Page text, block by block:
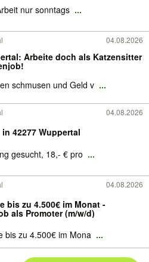
nur sonntags ...
04.08.2026
Arbeite doch als Katzensitter
schmusen und Geld v ...
04.08.2026
42277 Wuppertal
gesucht, 18,- € pro ...
04.08.2026
bis zu 4.500€ im Monat -
als Promoter (m/w/d)
bis zu 4.500€ im Mona ...